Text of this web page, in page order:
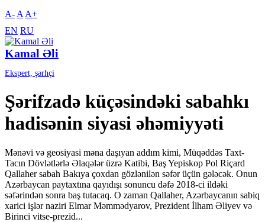
A- A A+
EN RU
Kamal Əli
Ekspert, şərhçi
Şərifzadə küçəsindəki sabahkı
hadisənin siyasi əhəmiyyəti
Mənəvi və geosiyasi məna daşıyan addım kimi, Müqəddəs Taxt-
Tacın Dövlətlərlə Əlaqələr üzrə Katibi, Baş Yepiskop Pol Riçard
Qallaher sabah Bakıya çoxdan gözlənilən səfər üçün gələcək. Onun
Azərbaycan paytaxtına qayıdışı sonuncu dəfə 2018-ci ildəki
səfərindən sonra baş tutacaq. O zaman Qallaher, Azərbaycanın sabiq
xarici işlər naziri Elmar Məmmədyarov, Prezident İlham Əliyev və
Birinci vitse-prezid...